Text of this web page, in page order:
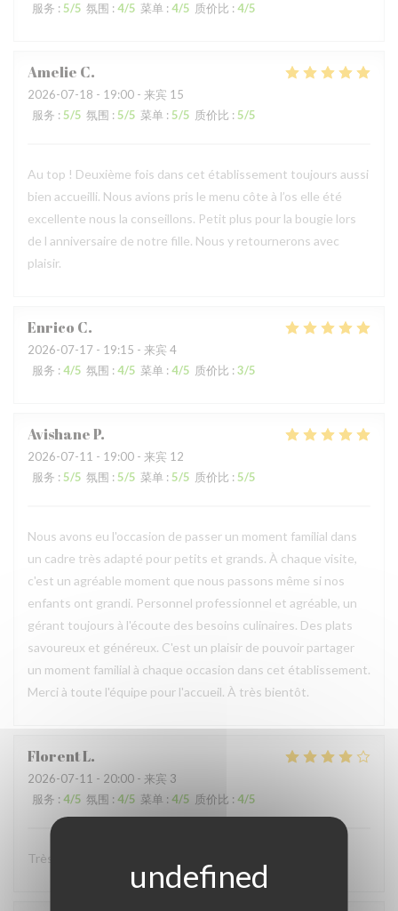
服务 : 5/5 氛围 : 4/5 菜单 : 4/5 质价比 : 4/5
Amelie C
2026-07-18 - 19:00 - 来宾 15
服务 : 5/5 氛围 : 5/5 菜单 : 5/5 质价比 : 5/5
Au top ! Deuxième fois dans cet établissement toujours aussi
bien accueilli. Nous avions pris le menu côte à l’os elle été
excellente nous la conseillons. Petit plus pour la bougie lors
de l anniversaire de notre fille. Nous y retournerons avec
plaisir.
Enrico C
2026-07-17 - 19:15 - 来宾 4
服务 : 4/5 氛围 : 4/5 菜单 : 4/5 质价比 : 3/5
AvishaneP
2026-07-11 - 19:00 - 来宾 12
服务 : 5/5 氛围 : 5/5 菜单 : 5/5 质价比 : 5/5
Nous avons eu l'occasion de passer un moment familial dans
un cadre très adapté pour petits et grands. À chaque visite,
c'est un agréable moment que nous passons même si nos
enfants ont grandi. Personnel professionnel et agréable, un
gérant toujours à l'écoute des besoins culinaires. Des plats
savoureux et généreux. C'est un plaisir de pouvoir partager
un moment familial à chaque occasion dans cet établissement.
Merci à toute l'équipe pour l'accueil. À très bientôt.
FlorentL
2026-07-11 - 20:00 - 来宾 3
服务 : 4/5 氛围 : 4/5 菜单 : 4/5 质价比 : 4/5
Très convivial , ont mange très bien :)